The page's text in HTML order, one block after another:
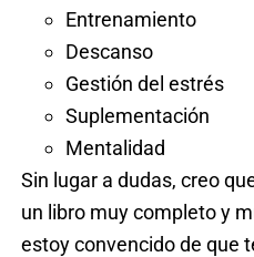
Entrenamiento
Descanso
Gestión del estrés
Suplementación
Mentalidad
Sin lugar a dudas, creo
un libro muy completo y
estoy convencido de que